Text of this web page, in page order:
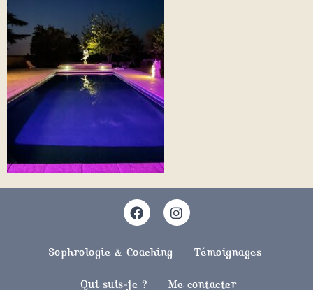
Sophrologie & Coaching Témoignages
Qui suis-je ? Me contacter